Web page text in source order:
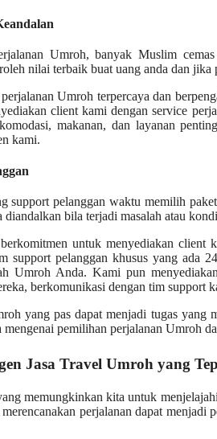
Umroh, banyak Muslim
nilai terbaik buat uang anda dan
Umroh terpercaya dan
client kami dengan service
makanan, dan layanan
kami.
support pelanggan waktu memilih
diandalkan bila terjadi masalah atau
untuk menyediakan client
pelanggan khusus yang ada
Umroh Anda. Kami pun
berkomunikasi dengan tim support
yang pas dapat menjadi tugas
mengenai pemilihan perjalanan Umroh
Jasa Travel Umroh yang
memungkinkan kita untuk
perjalanan dapat